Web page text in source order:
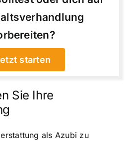
starten
Sie Ihre
als Azubi zu